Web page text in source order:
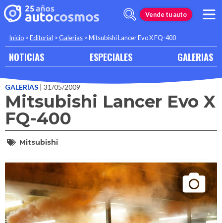
Vende tu auto
Inicio >Editorial >Galerias >Mitsubishi Lancer Evo X FQ-400
NOTICIAS ESPECIALES GALERIAS
GALERÍAS | 31/05/2009
Mitsubishi Lancer Evo X
FQ-400
Mitsubishi